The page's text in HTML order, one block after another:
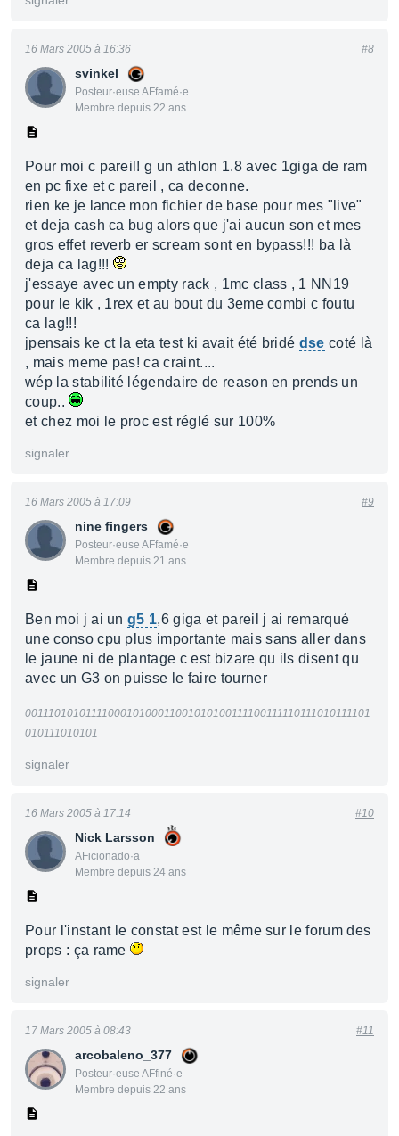
svinkel
Posteur·euse AFfamé·e
Membre depuis 22 ans
16 Mars 2005 à 16:36 #8
Pour moi c pareil! g un athlon 1.8 avec 1giga de ram
en pc fixe et c pareil , ca deconne.
rien ke je lance mon fichier de base pour mes "live"
et deja cash ca bug alors que j'ai aucun son et mes
gros effet reverb er scream sont en bypass!!! ba là
deja ca lag!!!
j'essaye avec un empty rack , 1mc class , 1 NN19
pour le kik , 1rex et au bout du 3eme combi c foutu
ca lag!!!
jpensais ke ct la eta test ki avait été bridé dse coté là
, mais meme pas! ca craint....
wép la stabilité légendaire de reason en prends un
coup..
et chez moi le proc est réglé sur 100%
signaler
nine fingers
Posteur·euse AFfamé·e
Membre depuis 21 ans
16 Mars 2005 à 17:09 #9
Ben moi j ai ung5 1,6 giga et pareil j ai remarqué
une conso cpu plus importante mais sans aller dans
le jaune ni de plantage c est bizare qu ils disent qu
avec un G3 on puisse le faire tourner
0011101010111100010100011001010100111100111110111010111101
010111010101
signaler
Nick Larsson
AFicionado·a
Membre depuis 24 ans
16 Mars 2005 à 17:14 #10
Pour l'instant le constat est le même sur le forum des
props : ça rame
signaler
arcobaleno_377
Posteur·euse AFfiné·e
Membre depuis 22 ans
17 Mars 2005 à 08:43 #11